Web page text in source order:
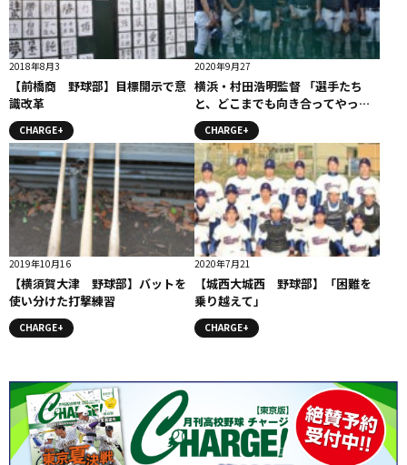
2018年8月3
【前橋商 野球部】目標開示で意
識改革
CHARGE+
2020年9月27
横浜・村田浩明監督 「選手たち
と、どこまでも向き合ってやって
いきたい」 / 監督コメント #横浜
高校CHARGE+
2019年10月16
【横須賀大津 野球部】バットを
使い分けた打撃練習
CHARGE+
2020年7月21
【城西大城西 野球部】「困難を
乗り越えて」
CHARGE+